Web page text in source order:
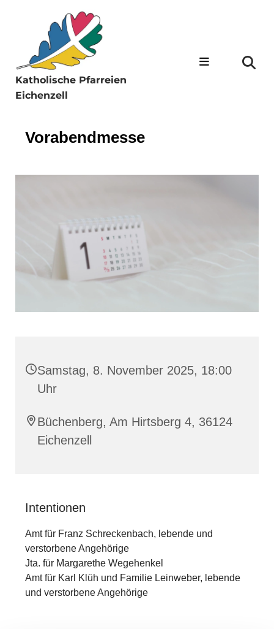
Katholische Pfarreien
Eichenzell
Vorabendmesse
Samstag, 8. November 2025, 18:00
Uhr
Büchenberg, Am Hirtsberg 4, 36124
Eichenzell
Intentionen
Amt für Franz Schreckenbach, lebende und
verstorbene Angehörige
Jta. für Margarethe Wegehenkel
Amt für Karl Klüh und Familie Leinweber, lebende
und verstorbene Angehörige